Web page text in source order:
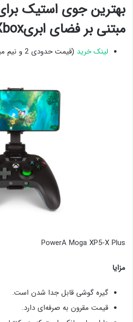
بهترین جوی ‌استیک
مبتنی بر فضای ابریXbox
لینک خرید (قیمت حدودی 2 و نیم میلیون)
PowerA Moga XP5-X Plus
مزایا
گیره گوشی قابل جدا شدن است.
قیمت مقرون به صرفه‌ای دارد.